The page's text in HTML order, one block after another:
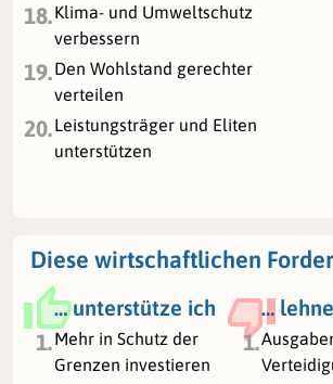
18.Klima- und Umweltschutz
verbessern
19.Den Wohlstand gerechter
verteilen
20.Leistungsträger und Eliten
unterstützen
Diese wirtschaftlichen
… unterstütze ich
…
1.Mehr in Schutz der
Grenzen investieren
1.